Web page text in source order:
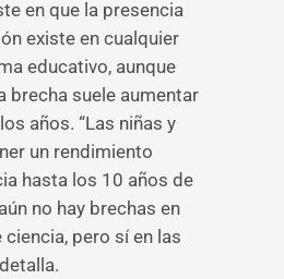
en que la presencia
existe en cualquier
educativo, aunque
brecha suele aumentar
años. “Las niñas y
un rendimiento
hasta los 10 años de
no hay brechas en
ciencia, pero sí en las